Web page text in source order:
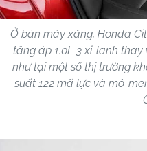
Ở bản máy xăng, Honda
tăng áp 1.0L 3 xi-lanh thay
như tại một số thị trường
suất 122 mã lực và mô-